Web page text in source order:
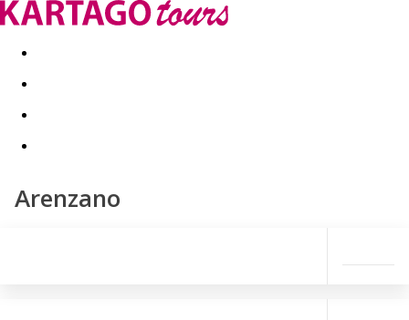
Last minute Dovolenkové kluby
Arenzano